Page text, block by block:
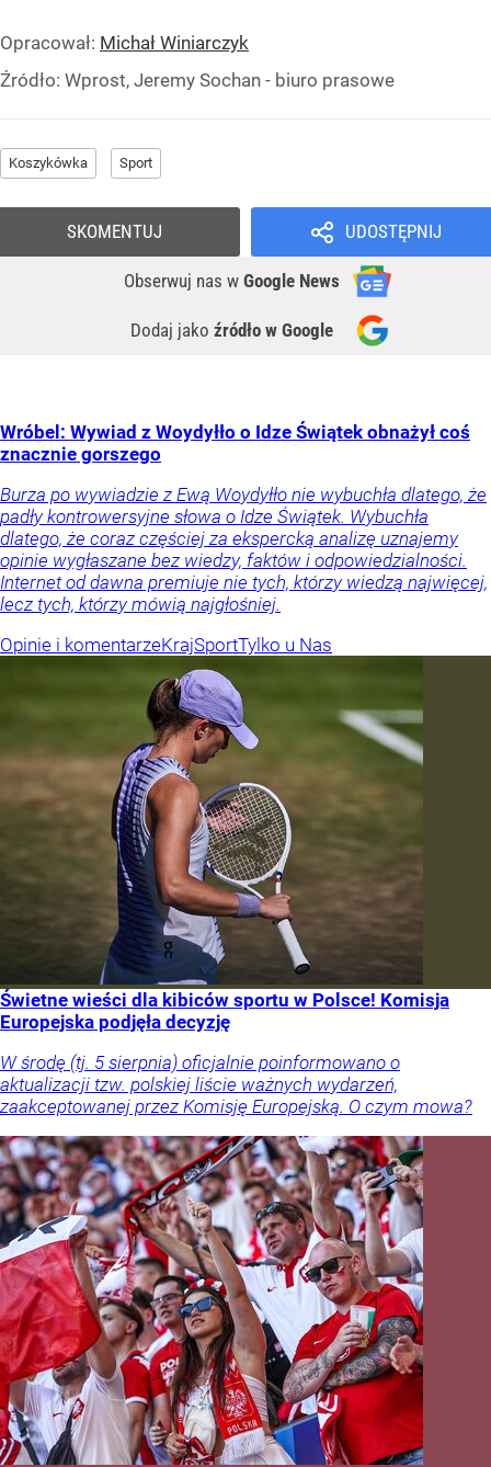
Opracował: Michał Winiarczyk
Źródło: Wprost, Jeremy Sochan - biuro prasowe
Koszykówka Sport
UDOSTĘPNIJ
Obserwuj nas w Google News
Dodaj jako źródło w Google
SKOMENTUJ
Wróbel: Wywiad z Woydyłło o Idze Świątek obnażył coś
znacznie gorszego
Burza po wywiadzie z Ewą Woydyłło nie wybuchła dlatego, że
padły kontrowersyjne słowa o Idze Świątek. Wybuchła
dlatego, że coraz częściej za ekspercką analizę uznajemy
opinie wygłaszane bez wiedzy, faktów i odpowiedzialności.
Internet od dawna premiuje nie tych, którzy wiedzą najwięcej,
lecz tych, którzy mówią najgłośniej.
Opinie i komentarzeKrajSportTylko u Nas
Świetne wieści dla kibiców sportu w Polsce! Komisja
Europejska podjęła decyzję
W środę (tj. 5 sierpnia) oficjalnie poinformowano o
aktualizacji tzw. polskiej liście ważnych wydarzeń,
zaakceptowanej przez Komisję Europejską. O czym mowa?